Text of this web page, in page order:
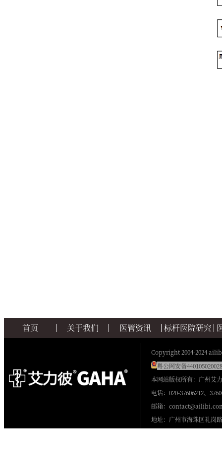
首页 关于我们 医管资讯 标杆医院研究
Copyright 2004-2024
粤公网安备
本网站版权所有：广州艾
电话：020-37606212、
邮箱：
地址：广州市海珠区礼岗